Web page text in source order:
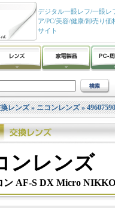
デジタル一眼レフ/一眼レ
ア/PC/美容/健康/卸売り
サイト
レンズ»ニコンレンズ»
ンレンズ
ン AF-S DX Micro